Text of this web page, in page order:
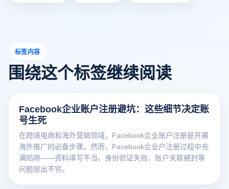
标签内容
围绕这个标签继续阅读
Facebook企业账户注册避坑：这些细节决定账
号生死
在跨境电商和海外营销领域，Facebook企业账户注册是开展
海外推广的必备步骤。然而，Facebook企业户注册过程中充
满陷阱——资料填写不当、身份验证失败、账户关联被封等
问题层出不穷。